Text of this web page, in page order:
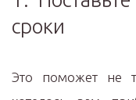
сроки
Это поможет не